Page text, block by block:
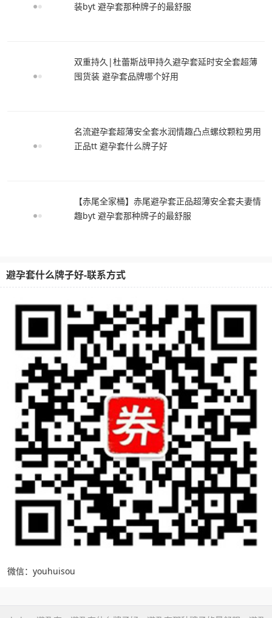
装byt 避孕套那种牌子的最舒服
双重持久|杜蕾斯战甲持久避孕套延时安全套超薄
囤货装 避孕套品牌哪个好用
名流避孕套超薄安全套水润情趣凸点螺纹颗粒男用
正品tt 避孕套什么牌子好
【赤尾全家桶】赤尾避孕套正品超薄安全套夫妻情
趣byt 避孕套那种牌子的最舒服
避孕套什么牌子好-联系方式
微信：youhuisou